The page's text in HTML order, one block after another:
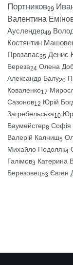
Портников99
Валентина
Ауслендер49
Костянтин
Прозапас35 Денис
Береза24 Олена
Александр Балу20
Коваленко17
Сазонов12 Юрій
Загребельська10
Баумейстер8 Софія
Валерій Калниш5
Михайло Подоляк4
Галімов3 Катерина
Березовець3 Євген